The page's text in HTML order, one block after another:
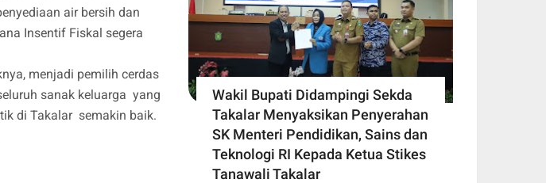
air bersih dan
Insentif Fiskal segera
menjadi pemilih cerdas
sanak keluarga yang
di Takalar semakin baik.
Wakil Bupati Didampingi Sekda
Takalar Menyaksikan Penyerahan
SK Menteri Pendidikan, Sains dan
Teknologi RI Kepada Ketua Stikes
Tanawali Takalar